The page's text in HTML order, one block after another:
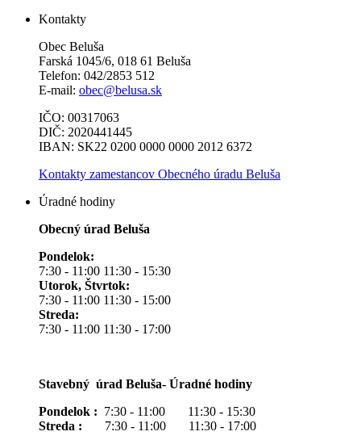
Kontakty
Obec Beluša
Farská 1045/6, 018 61 Beluša
Telefon: 042/2853 512
E-mail: obec@belusa.sk
IČO: 00317063
DIČ: 2020441445
IBAN: SK22 0200 0000 0000 2012 6372
Kontakty zamestancov Obecného úradu Beluša
Úradné hodiny
Obecný úrad Beluša
Pondelok:
7:30 - 11:00 11:30 - 15:30
Utorok, Štvrtok:
7:30 - 11:00 11:30 - 15:00
Streda:
7:30 - 11:00 11:30 - 17:00
Stavebný úrad Beluša- Úradné hodiny
Pondelok : 7:30 - 11:00 11:30 - 15:30
Streda : 7:30 - 11:00 11:30 - 17:00